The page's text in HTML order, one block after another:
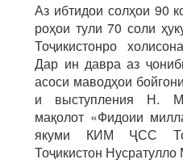
Аз ибтидои солҳои 90
роҳои тули 70 соли
Тоҷикистонро
Дар ин давра аз
асоси маводҳои
и выступления Н.
мақолот «Фидоии
якуми КИМ ҶСС
Тоҷикистон